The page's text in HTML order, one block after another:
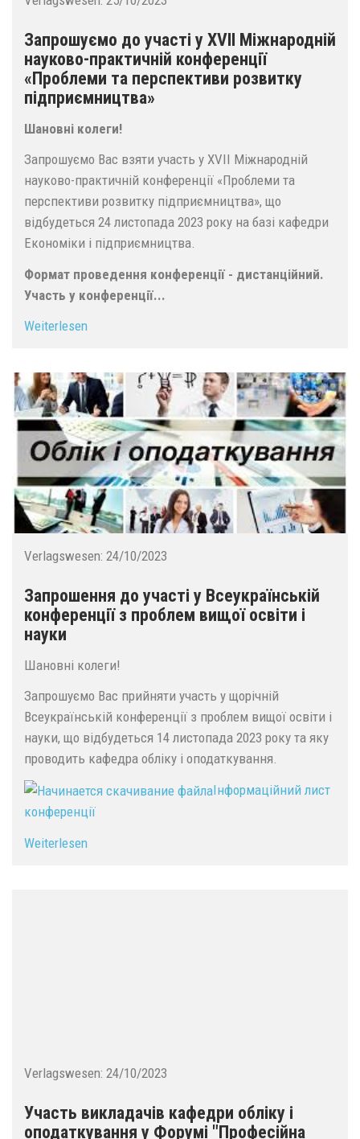
Запрошуємо до участі у ХVIІ Міжнародній
науково-практичній конференції
«Проблеми та перспективи розвитку
підприємництва»
Шановні колеги!
Запрошуємо Вас взяти участь у ХVIІ Міжнародній
науково-практичній конференції «Проблеми та
перспективи розвитку підприємництва», що
відбудеться 24 листопада 2023 року на базі кафедри
Економіки і підприємництва.
Формат проведення конференції - дистанційний.
Участь у конференції...
Weiterlesen
Verlagswesen: 24/10/2023
Запрошення до участі у Всеукраїнській
конференції з проблем вищої освіти і
науки
Шановні колеги!
Запрошуємо Вас прийняти участь у щорічній
Всеукраїнській конференції з проблем вищої освіти і
науки, що відбудеться 14 листопада 2023 року та яку
проводить кафедра обліку і оподаткування.
Інформаційний лист
конференції
Weiterlesen
Verlagswesen: 24/10/2023
Участь викладачів кафедри обліку і
оподаткування у Форумі "Професійна